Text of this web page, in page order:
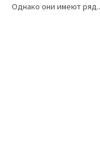
Однако они имеют ряд...